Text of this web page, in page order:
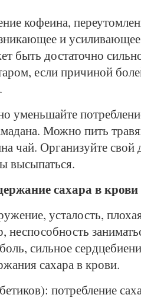
кофеина,
и
быть достаточно
если причиной
уменьшайте
Можно пить
чай. Организуйте свой
высы­паться.
сахара в крови
усталость,
неспособность
сильное
сахара в крови.
потребление